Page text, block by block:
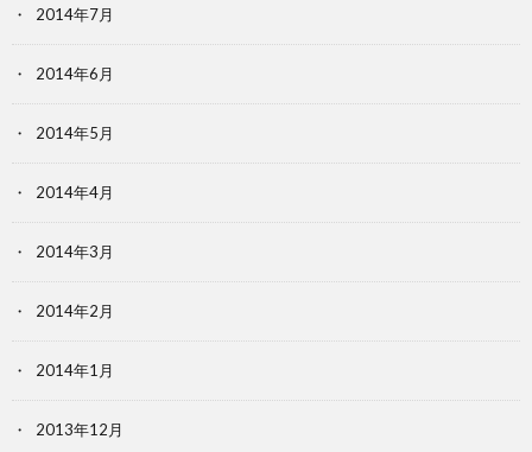
2014年7月
2014年6月
2014年5月
2014年4月
2014年3月
2014年2月
2014年1月
2013年12月